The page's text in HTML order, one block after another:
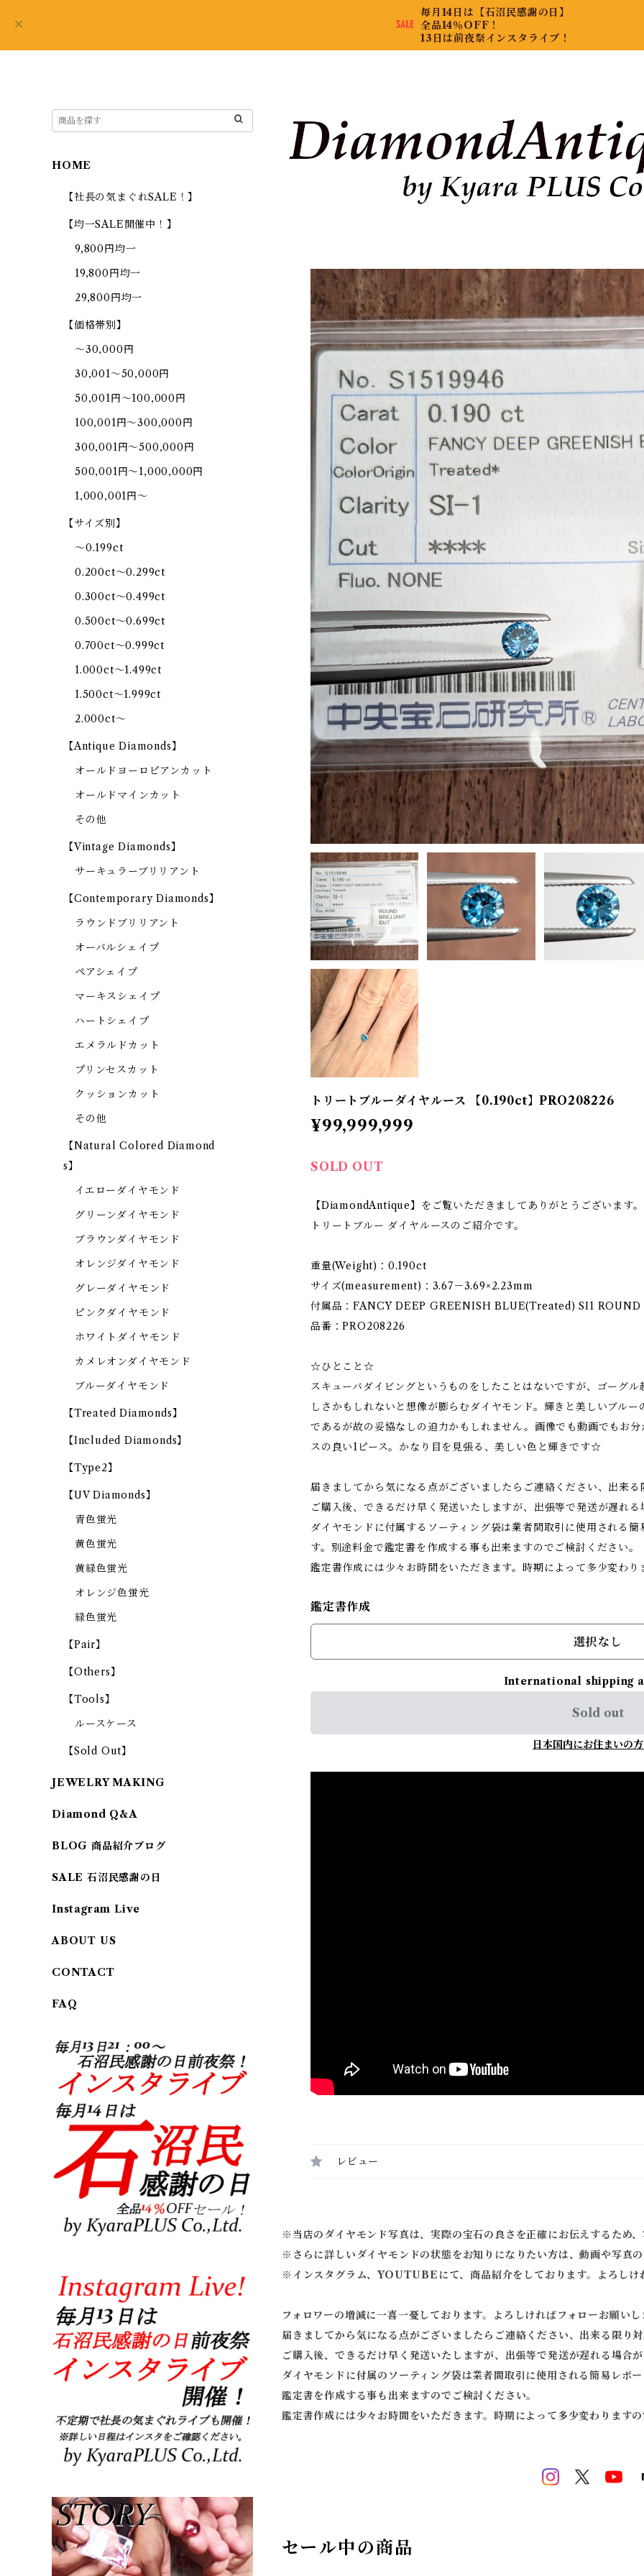
毎月14日は【石沼民感謝の日】
全品14％OFF！
13日は前夜祭インスタライブ！
トリートブルーダイヤルース 【0.190ct】PRO208226
¥99,999,999
SOLD OUT
【DiamondAntique】をご覧いただきましてありがとうございます。
トリートブルー ダイヤルースのご紹介です。
重量(Weight)：0.190ct
サイズ(measurement)：3.67－3.69×2.23mm
付属品：FANCY DEEP GREENISH BLUE(Treated) SI1
品番：PRO208226
☆ひとこと☆
スキューバダイビングというものをしたことはないですが、ゴーグ
しさかもしれないと想像が膨らむダイヤモンド。輝きと美しいブル
であるが故の妥協なしの迫力かもしれません。画像でも動画でもお
スの良い1ピース。かなり目を見張る、美しい色と輝きです☆
届きましてから気になる点がございましたらご連絡ください、出来る
ご購入後、できるだけ早く発送いたしますが、出張等で発送が遅れる
ダイヤモンドに付属するソーティング袋は業者間取引に使用される
す。別途料金で鑑定書を作成する事も出来ますのでご検討ください。
鑑定書作成には少々お時間をいただきます。時期によって多少変わり
鑑定書作成
選択なし
International shipping
Sold out
日本国内にお住まいの
レビュー
※当店のダイヤモンド写真は、実際の宝石の良さを正確にお伝えするため
※ さらに詳しいダイヤモンドの状態をお知りになりたい方は、動画や写真
※ インスタグラム、YOUTUBEにて、商品紹介をしております。よろしけ
フォロワーの増減に一喜一憂しております。よろしければフォローお願い
届きましてから気になる点がございましたらご連絡ください、出来る限り対
ご購入後、できるだけ早く発送いたしますが、出張等で発送が遅れる場合
ダイヤモンドに付属のソーティング袋は業者間取引に使用される簡易レポ
鑑定書を作成する事も出来ますのでご検討ください。
鑑定書作成には少々お時間をいただきます。時期によって多少変わります
セール中の商品
HOME
【社長の気まぐれSALE！】
【均一SALE開催中！】
9,800円均一
19,800円均一
29,800円均一
【価格帯別】
～30,000円
30,001～50,000円
50,001円～100,000円
100,001円～300,000円
300,001円～500,000円
500,001円～1,000,000円
1,000,001円～
【サイズ別】
～0.199ct
0.200ct～0.299ct
0.300ct～0.499ct
0.500ct～0.699ct
0.700ct～0.999ct
1.000ct～1.499ct
1.500ct～1.999ct
2.000ct～
【Antique Diamonds】
オールドヨーロピアンカット
オールドマインカット
その他
【Vintage Diamonds】
サーキュラーブリリアント
【Contemporary Diamonds】
ラウンドブリリアント
オーバルシェイプ
ペアシェイプ
マーキスシェイプ
ハートシェイプ
エメラルドカット
プリンセスカット
クッションカット
その他
【Natural Colored Diamond
s】
イエローダイヤモンド
グリーンダイヤモンド
ブラウンダイヤモンド
オレンジダイヤモンド
グレーダイヤモンド
ピンクダイヤモンド
ホワイトダイヤモンド
カメレオンダイヤモンド
ブルーダイヤモンド
【Treated Diamonds】
【Included Diamonds】
【Type2】
【UV Diamonds】
青色蛍光
黄色蛍光
黄緑色蛍光
オレンジ色蛍光
緑色蛍光
【Pair】
【Others】
【Tools】
ルースケース
【Sold Out】
JEWELRY MAKING
Diamond Q&A
BLOG 商品紹介ブログ
SALE 石沼民感謝の日
Instagram Live
ABOUT US
CONTACT
FAQ